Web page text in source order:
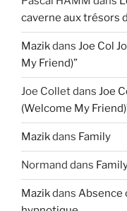
caverne aux trésors
Mazikdans Joe Col
My Friend)”
Joe Colletdans Joe
(Welcome My
Mazikdans Family
Normand dans
Mazikdans Absence